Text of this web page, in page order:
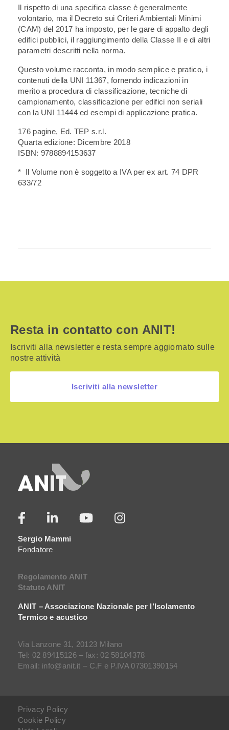
Il rispetto di una specifica classe è generalmente
volontario, ma il Decreto sui Criteri Ambientali Minimi
(CAM) del 2017 ha imposto, per le gare di appalto degli
edifici pubblici, il raggiungimento della Classe II e di altri
parametri descritti nella norma.
Questo volume racconta, in modo semplice e pratico, i
contenuti della UNI 11367, fornendo indicazioni in
merito a procedura di classificazione, tecniche di
campionamento, classificazione per edifici non seriali
con la UNI 11444 ed esempi di applicazione pratica.
176 pagine, Ed. TEP s.r.l.
Quarta edizione: Dicembre 2018
ISBN: 9788894153637
* Il Volume non è soggetto a IVA per ex art. 74 DPR
633/72
Resta in contatto con ANIT!
Iscriviti alla newsletter e resta sempre aggiornato sulle
nostre attività
Iscriviti alla newsletter
Sergio Mammi
Fondatore
Regolamento ANIT
Statuto ANIT
ANIT – Associazione Nazionale per l’Isolamento
Termico e acustico
Via Lanzone 31, 20123 Milano
Tel: 02 89415126 – fax: 02 58104378
Email: info@anit.it – C.F e P.IVA 07301390154
Privacy Policy
Cookie Policy